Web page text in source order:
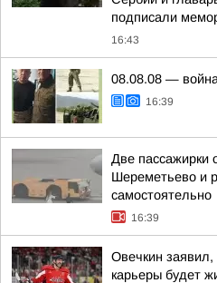
подписали
16:43
08.08.08 —
16:39
Две пассажирки
Шереметьево и
самостоятельно
16:39
Овечкин
карьеры будет